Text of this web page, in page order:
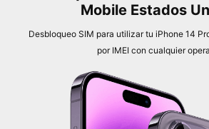
Mobile Estados
Desbloqueo SIM para utilizar tu iPhone 14
por IMEI con cualquier